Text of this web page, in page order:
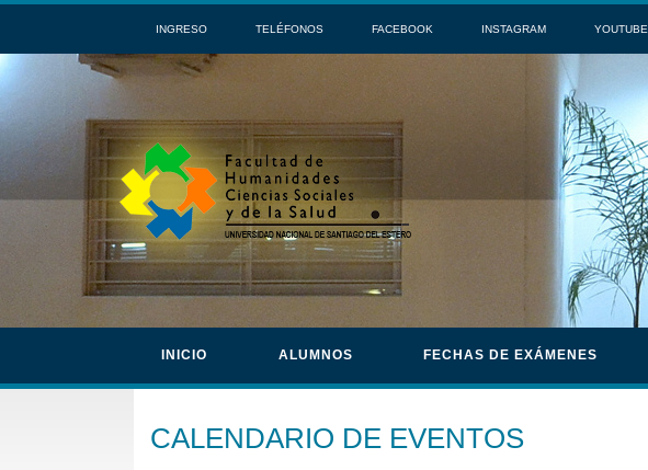
INGRESO TELÉFONOS FACEBOOK INSTAGRAM YOUTUBE
INICIO ALUMNOS FECHAS DE EXÁMENES
CALENDARIO DE EVENTOS